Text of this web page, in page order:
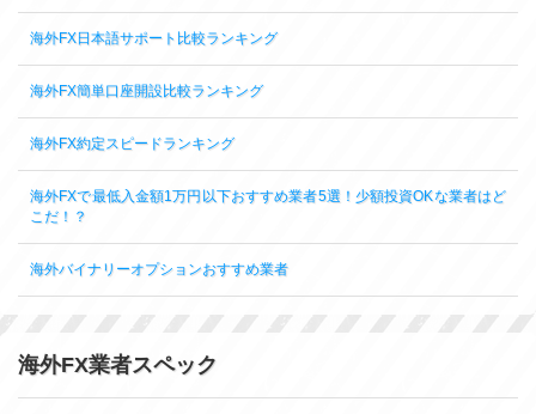
海外FX日本語サポート比較ランキング
海外FX簡単口座開設比較ランキング
海外FX約定スピードランキング
海外FXで最低入金額1万円以下おすすめ業者5選！少額投資OKな業者はど
こだ！？
海外バイナリーオプションおすすめ業者
海外FX業者スペック